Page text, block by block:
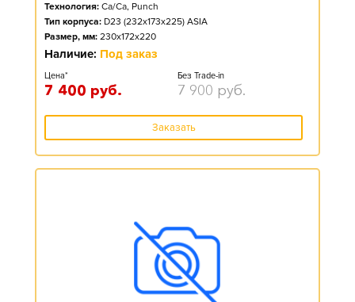
Технология: Ca/Ca, Punch
Тип корпуса: D23 (232x173x225) ASIA
Размер, мм: 230x172x220
Наличие: Под заказ
Цена*
7 400 руб.
Без Trade-in
7 900 руб.
Заказать